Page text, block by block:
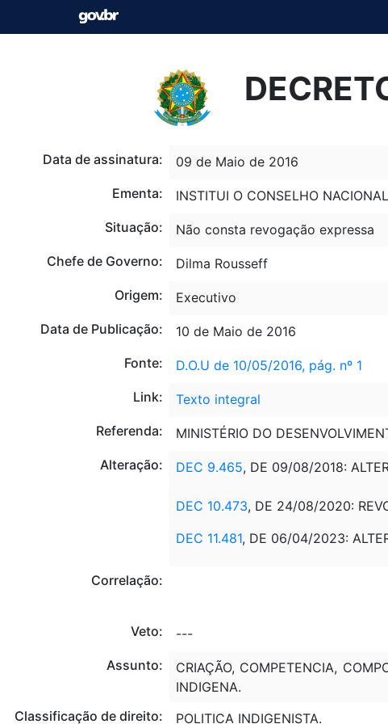
Data de assinatura:
09 de Maio de 2016
Ementa:
INSTITUI O CONSELHO
Situação:
Não consta revogação expressa
Chefe de Governo:
Dilma Rousseff
Origem:
Executivo
Data de Publicação:
10 de Maio de 2016
Fonte:
D.O.U de 10/05/2016, pág. nº 1
Link:
Texto integral
Referenda:
MINISTÉRIO DO
Alteração:
DEC 9.465, DE 09/08/2018:
DEC 10.473, DE 24/08/2020:
DEC 11.481, DE 06/04/2023:
Correlação:
Veto:
---
Assunto:
CRIAÇÃO, COMPETENCIA,
INDIGENA.
Classificação de direito:
POLITICA INDIGENISTA.